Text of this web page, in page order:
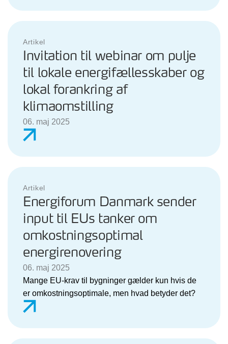
Artikel
Invitation til webinar om pulje
til lokale energifællesskaber og
lokal forankring af
klimaomstilling
06. maj 2025
Artikel
Energiforum Danmark sender
input til EUs tanker om
omkostningsoptimal
energirenovering
06. maj 2025
Mange EU-krav til bygninger gælder kun hvis de
er omkostningsoptimale, men hvad betyder det?